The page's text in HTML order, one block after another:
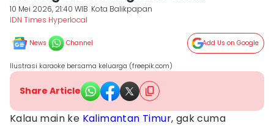
10 Mei 2026, 21:40 WIB Kota Balikpapan
IDN Times Hyperlocal
News Channel Add Us on Google
Ilustrasi karaoke bersama keluarga (freepik.com)
Share Article
Kalau main ke Kalimantan Timur, gak cuma